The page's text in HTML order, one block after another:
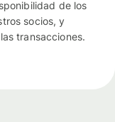
de los
socios, y
transacciones.